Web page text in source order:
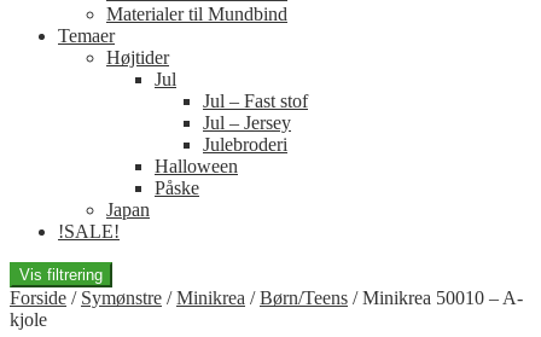
Materialer til Mundbind
Temaer
Højtider
Jul
Jul – Fast stof
Jul – Jersey
Julebroderi
Halloween
Påske
Japan
!SALE!
Vis filtrering
Forside / Symønstre /Minikrea /Børn/Teens /Minikrea 50010 – A-
kjole